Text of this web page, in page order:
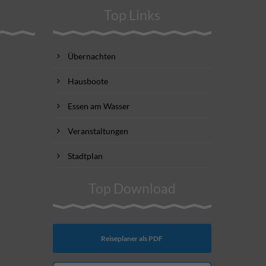
Top Links
Übernachten
Hausboote
Essen am Wasser
Veranstaltungen
Stadtplan
Top Download
Reiseplaner als PDF